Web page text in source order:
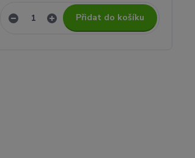
Přidat do košíku